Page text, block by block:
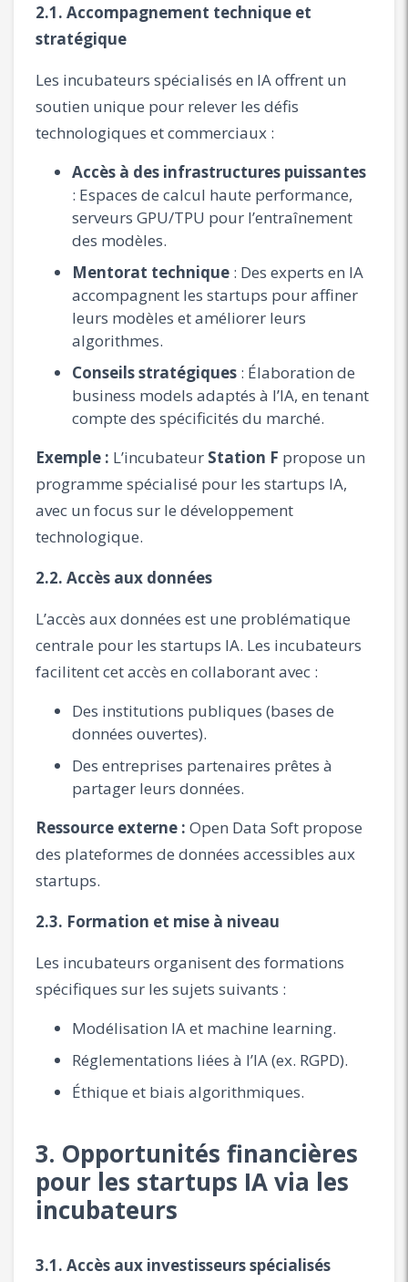
2.1. Accompagnement technique et
stratégique
Les incubateurs spécialisés en IA offrent un
soutien unique pour relever les défis
technologiques et commerciaux :
Accès à des infrastructures puissantes
: Espaces de calcul haute performance,
serveurs GPU/TPU pour l’entraînement
des modèles.
Mentorat technique : Des experts en IA
accompagnent les startups pour affiner
leurs modèles et améliorer leurs
algorithmes.
Conseils stratégiques : Élaboration de
business models adaptés à l’IA, en tenant
compte des spécificités du marché.
Exemple : L’incubateur Station F propose un
programme spécialisé pour les startups IA,
avec un focus sur le développement
technologique.
2.2. Accès aux données
L’accès aux données est une problématique
centrale pour les startups IA. Les incubateurs
facilitent cet accès en collaborant avec :
Des institutions publiques (bases de
données ouvertes).
Des entreprises partenaires prêtes à
partager leurs données.
Ressource externe : Open Data Soft propose
des plateformes de données accessibles aux
startups.
2.3. Formation et mise à niveau
Les incubateurs organisent des formations
spécifiques sur les sujets suivants :
Modélisation IA et machine learning.
Réglementations liées à l’IA (ex. RGPD).
Éthique et biais algorithmiques.
3. Opportunités financières
pour les startups IA via les
incubateurs
3.1. Accès aux investisseurs spécialisés